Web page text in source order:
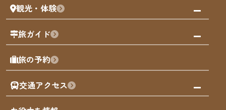
福岡グルメ
福岡を楽しむ
福岡のアート
福岡のナイトタイム
福岡の歴史・文化
観光・体験
観る・遊ぶ
屋台
買う
体験
泊まる
旅ガイド
モデルコース
AIおまかせコース
オリジナルプラン
みんなの旅行記
旅の予約
交通アクセス
市内交通ガイド